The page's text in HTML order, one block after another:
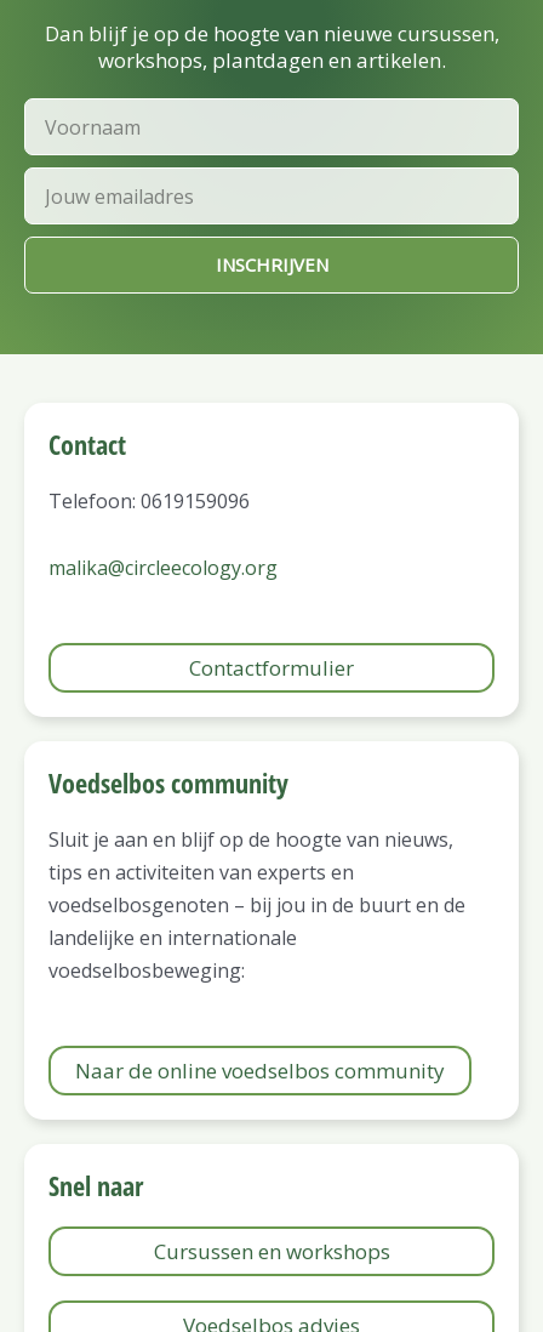
Dan blijf je op de hoogte van nieuwe cursussen,
workshops, plantdagen en artikelen.
Voornaam
Email
INSCHRIJVEN
Contact
Telefoon: 0619159096
malika@circleecology.org
Contactformulier
Voedselbos community
Sluit je aan en blijf op de hoogte van nieuws,
tips en activiteiten van experts en
voedselbosgenoten – bij jou in de buurt en de
landelijke en internationale
voedselbosbeweging:
Naar de online voedselbos community
Snel naar
Cursussen en workshops
Voedselbos advies